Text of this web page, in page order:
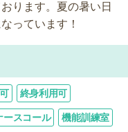
ります。夏の暑い日
っています！
終身利用可
ースコール 機能訓練室